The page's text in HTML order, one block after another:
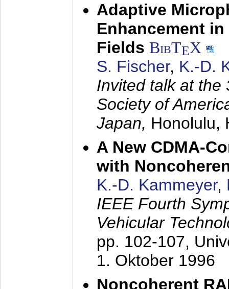
Adaptive
Enhancement
Fields BibTEX
S. Fischer, K.-D.
Invited talk at the
Society of
Japan, Honolulu,
A New CDMA-
with
K.-D. Kammeyer,
IEEE Fourth
Vehicular
pp. 102-107,
1. Oktober 1996
Noncoherent